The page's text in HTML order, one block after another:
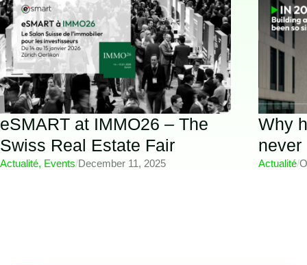
eSMART at IMMO26 – The
Swiss Real Estate Fair
Actualité, Events/December 11, 2025
Why
never
Actualité/